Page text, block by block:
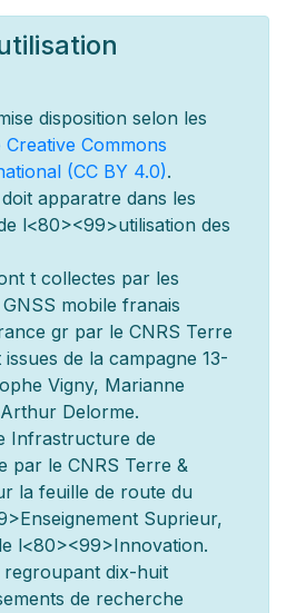
disposition selon les
Creative Commons
(CC BY 4.0).
apparatre dans les
l<80><99>utilisation des
t collectes par les
mobile franais
gr par le CNRS Terre
de la campagne 13-
Vigny, Marianne
Delorme.
Infrastructure de
par le CNRS Terre &
la feuille de route du
Suprieur,
l<80><99>Innovation.
dix-huit
de recherche